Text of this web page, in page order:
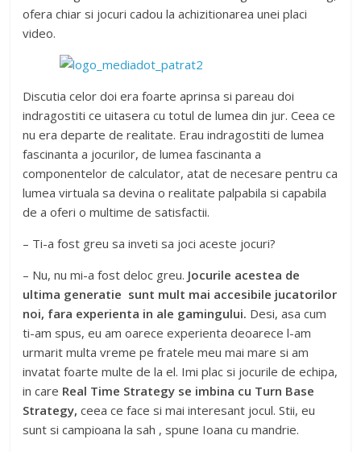
ofera chiar si jocuri cadou la achizitionarea unei placi
video.
Discutia celor doi era foarte aprinsa si pareau doi
indragostiti ce uitasera cu totul de lumea din jur. Ceea ce
nu era departe de realitate. Erau indragostiti de lumea
fascinanta a jocurilor, de lumea fascinanta a
componentelor de calculator, atat de necesare pentru ca
lumea virtuala sa devina o realitate palpabila si capabila
de a oferi o multime de satisfactii.
– Ti-a fost greu sa inveti sa joci aceste jocuri?
– Nu, nu mi-a fost deloc greu. Jocurile acestea de
ultima generatie sunt mult mai accesibile jucatorilor
noi, fara experienta in ale gamingului. Desi, asa cum
ti-am spus, eu am oarece experienta deoarece l-am
urmarit multa vreme pe fratele meu mai mare si am
invatat foarte multe de la el. Imi plac si jocurile de echipa,
in care Real Time Strategy se imbina cu Turn Base
Strategy, ceea ce face si mai interesant jocul. Stii, eu
sunt si campioana la sah , spune Ioana cu mandrie.